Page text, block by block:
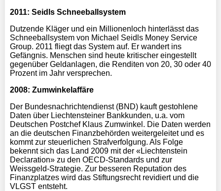
2011: Seidls Schneeballsystem
Dutzende Kläger und ein Millionenloch hinterlässt das
Schneeballsystem von Michael Seidls Money Service
Group. 2011 fliegt das System auf. Er wandert ins
Gefängnis. Menschen sind heute kritischer eingestellt
gegenüber Geldanlagen, die Renditen von 20, 30 oder 40
Prozent im Jahr versprechen.
2008: Zumwinkelaffäre
Der Bundesnachrichtendienst (BND) kauft gestohlene
Daten über Liechtensteiner Bankkunden, u.a. vom
Deutschen Postchef Klaus Zumwinkel. Die Daten werden
an die deutschen Finanzbehörden weitergeleitet und es
kommt zur steuerlichen Strafverfolgung. Als Folge
bekennt sich das Land 2009 mit der «Liechtenstein
Declaration» zu den OECD-Standards und zur
Weissgeld-Strategie. Zur besseren Reputation des
Finanzplatzes wird das Stiftungsrecht revidiert und die
VLGST entsteht.